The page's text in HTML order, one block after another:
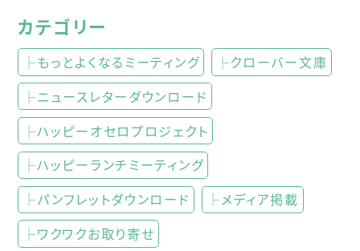
カテゴリー
├もっとよくなるミーティング
├クローバー文庫
├ニュースレターダウンロード
├ハッピーオセロプロジェクト
├ハッピーランチミーティング
├パンフレットダウンロード
├メディア掲載
├ワクワクお取り寄せ